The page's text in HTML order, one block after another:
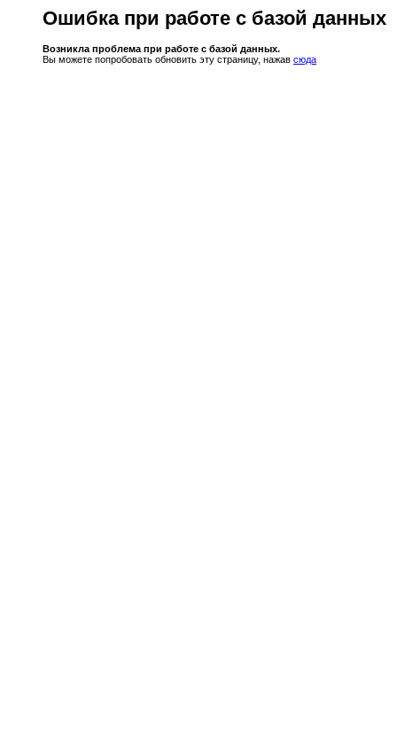
Ошибка при работе с базой данных
Возникла проблема при работе с базой данных.
Вы можете попробовать обновить эту страницу, нажав сюда